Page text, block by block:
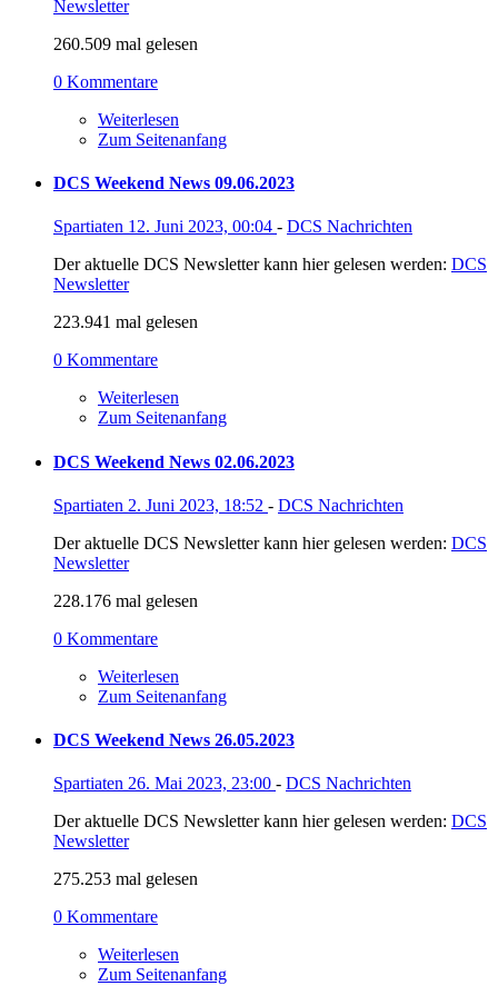
Newsletter
260.509 mal gelesen
0 Kommentare
Weiterlesen
Zum Seitenanfang
DCS Weekend News 09.06.2023
Spartiaten 12. Juni 2023, 00:04 - DCS Nachrichten
Der aktuelle DCS Newsletter kann hier gelesen werden: DCS
Newsletter
223.941 mal gelesen
0 Kommentare
Weiterlesen
Zum Seitenanfang
DCS Weekend News 02.06.2023
Spartiaten 2. Juni 2023, 18:52 - DCS Nachrichten
Der aktuelle DCS Newsletter kann hier gelesen werden: DCS
Newsletter
228.176 mal gelesen
0 Kommentare
Weiterlesen
Zum Seitenanfang
DCS Weekend News 26.05.2023
Spartiaten 26. Mai 2023, 23:00 - DCS Nachrichten
Der aktuelle DCS Newsletter kann hier gelesen werden: DCS
Newsletter
275.253 mal gelesen
0 Kommentare
Weiterlesen
Zum Seitenanfang